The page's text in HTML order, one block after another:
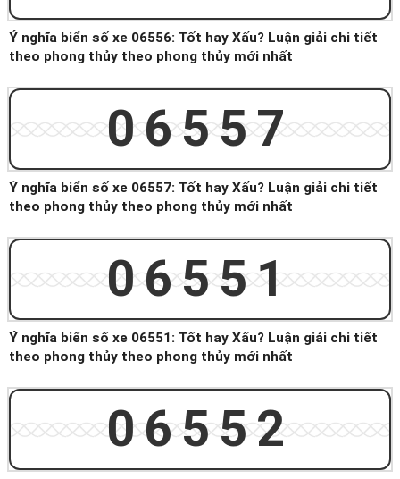
Ý nghĩa biển số xe 06556: Tốt hay Xấu? Luận giải chi tiết
theo phong thủy theo phong thủy mới nhất
06557
Ý nghĩa biển số xe 06557: Tốt hay Xấu? Luận giải chi tiết
theo phong thủy theo phong thủy mới nhất
06551
Ý nghĩa biển số xe 06551: Tốt hay Xấu? Luận giải chi tiết
theo phong thủy theo phong thủy mới nhất
06552